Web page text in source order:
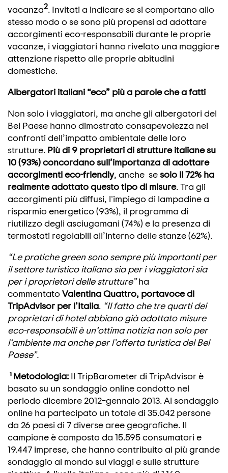
vacanza2. Invitati a indicare se si comportano allo
stesso modo o se sono più propensi ad adottare
accorgimenti eco-responsabili durante le proprie
vacanze, i viaggiatori hanno rivelato una maggiore
attenzione rispetto alle proprie abitudini
domestiche.
Albergatori italiani “eco” più a parole che a fatti
Non solo i viaggiatori, ma anche gli albergatori del
Bel Paese hanno dimostrato consapevolezza nei
confronti dell’impatto ambientale delle loro
strutture. Più di 9 proprietari di strutture italiane su
10 (93%) concordano sull’importanza di adottare
accorgimenti eco-friendly, anche se solo il 72% ha
realmente adottato questo tipo di misure. Tra gli
accorgimenti più diffusi, l'impiego di lampadine a
risparmio energetico (93%), il programma di
riutilizzo degli asciugamani (74%) e la presenza di
termostati regolabili all’interno delle stanze (62%).
“Le pratiche green sono sempre più importanti per
il settore turistico italiano sia per i viaggiatori sia
per i proprietari delle strutture”ha
commentatoValentina Quattro, portavoce di
TripAdvisor per l’Italia. “Il fatto che tre quarti dei
proprietari di hotel abbiano già adottato misure
eco-responsabili è un’ottima notizia non solo per
l‘ambiente ma anche per l’offerta turistica del Bel
Paese”.
¹ Metodologia: Il TripBarometer di TripAdvisor è
basato su un sondaggio online condotto nel
periodo dicembre 2012–gennaio 2013. Al sondaggio
online ha partecipato un totale di 35.042 persone
da 26 paesi di 7 diverse aree geografiche. Il
campione è composto da 15.595 consumatori e
19.447 imprese, che hanno contribuito al più grande
sondaggio al mondo sui viaggi e sulle strutture